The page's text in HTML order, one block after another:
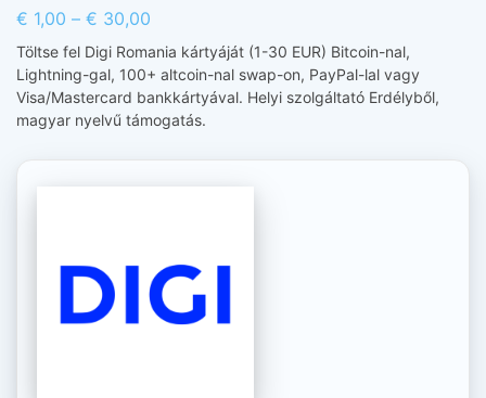
€ 1,00 – € 30,00
Töltse fel Digi Romania kártyáját (1-30 EUR) Bitcoin-nal,
Lightning-gal, 100+ altcoin-nal swap-on, PayPal-lal vagy
Visa/Mastercard bankkártyával. Helyi szolgáltató Erdélyből,
magyar nyelvű támogatás.